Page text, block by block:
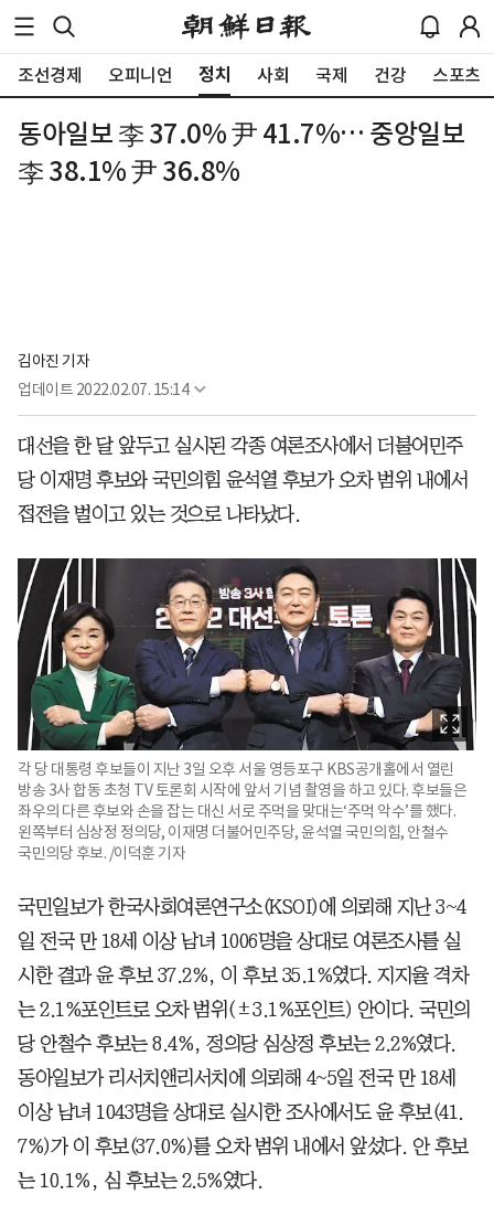
조선경제 오피니언 정치 사회 국제 건강 스포츠
동아일보 李 37.0% 尹 41.7%… 중앙일보
李 38.1% 尹 36.8%
김아진 기자
업데이트 2022.02.07. 15:14
대선을 한 달 앞두고 실시된 각종 여론조사에서 더불어민주
당 이재명 후보와 국민의힘 윤석열 후보가 오차 범위 내에서
접전을 벌이고 있는 것으로 나타났다.
각 당 대통령 후보들이 지난 3일 오후 서울 영등포구 KBS공개홀에서 열린
방송 3사 합동 초청 TV 토론회 시작에 앞서 기념 촬영을 하고 있다. 후보들은
좌우의 다른 후보와 손을 잡는 대신 서로 주먹을 맞대는‘주먹 악수’를 했다.
왼쪽부터 심상정 정의당, 이재명 더불어민주당, 윤석열 국민의힘, 안철수
국민의당 후보. /이덕훈 기자
국민일보가 한국사회여론연구소(KSOI)에 의뢰해 지난 3~4
일 전국 만 18세 이상 남녀 1006명을 상대로 여론조사를 실
시한 결과 윤 후보 37.2%, 이 후보 35.1%였다. 지지율 격차
는 2.1%포인트로 오차 범위(±3.1%포인트) 안이다. 국민의
당 안철수 후보는 8.4%, 정의당 심상정 후보는 2.2%였다.
동아일보가 리서치앤리서치에 의뢰해 4~5일 전국 만 18세
이상 남녀 1043명을 상대로 실시한 조사에서도 윤 후보(41.
7%)가 이 후보(37.0%)를 오차 범위 내에서 앞섰다. 안 후보
는 10.1%, 심 후보는 2.5%였다.